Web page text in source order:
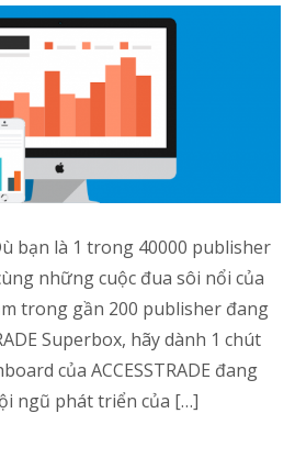
bạn là 1 trong 40000 publisher
những cuộc đua sôi nổi của
trong gần 200 publisher đang
Superbox, hãy dành 1 chút
của ACCESSTRADE đang
ngũ phát triển của […]